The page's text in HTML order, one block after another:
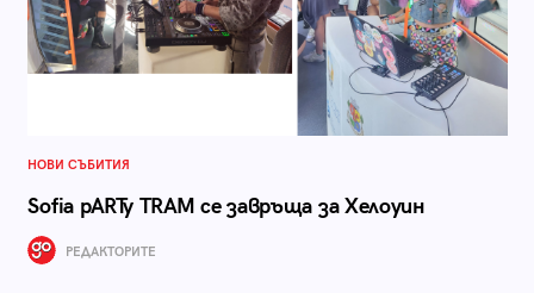
НОВИ СЪБИТИЯ
Sofia pARTy TRAM се завръща за Хелоуин
РЕДАКТОРИТЕ